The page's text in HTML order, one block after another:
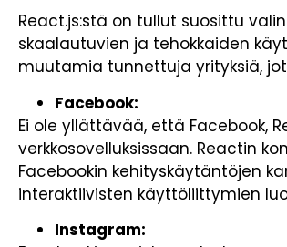
React.js:stä on tullut suosittu
skaalautuvien ja tehokkaiden
muutamia tunnettuja yrityksiä,
Facebook:
Ei ole yllättävää, että Facebook,
verkkosovelluksissaan. Reactin
Facebookin kehityskäytäntöjen
interaktiivisten käyttöliittymien
Instagram: